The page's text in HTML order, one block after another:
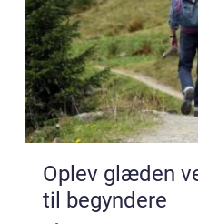
Oplev glæden
til begyndere